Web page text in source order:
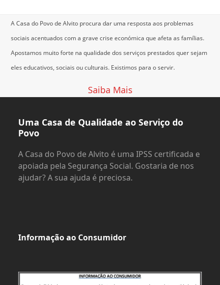
A Casa do Povo de Alvito procura dar uma resposta aos problemas
sociais acentuados com a grave crise económica que afeta as famílias.
Apostamos muito forte na qualidade dos serviços prestados quer sejam
eles educativos, sociais ou culturais. Existimos para o servir.
Saiba Mais
Uma Casa de Qualidade ao Serviço do
Povo
A Casa do Povo de Alvito é uma IPSS certificada e
apoiada pela Segurança Social. Gostaria de nos
ajudar? A sua ajuda é preciosa.
Informação ao Consumidor